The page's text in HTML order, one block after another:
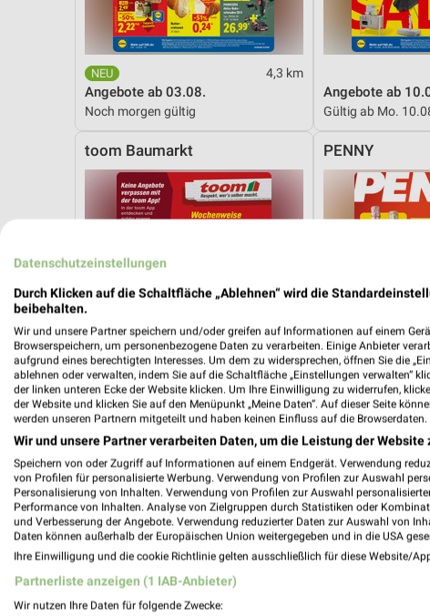
4,3 km
Angebote ab 03.08.
Noch morgen gültig
Angebote ab
Gültig ab Mo.
toom Baumarkt
39,8 km
Angebote ab 01.08.
Noch heute gültig
PENNY
Angebote ab
Noch morgen
Opti Wohnwelt XXXLutz
Datenschutzeinstellungen
Durch Klicken auf die Schaltfläche „Ablehnen“ wird die
beibehalten.
Wir und unsere Partner speichern und/oder greifen auf Informationen auf einem
Browserspeichern, um personenbezogene Daten zu verarbeiten. Einige Anbieter
aufgrund eines berechtigten Interesses. Um dem zu widersprechen, öffnen Sie die
ablehnen oder verwalten, indem Sie auf die Schaltfläche „Einstellungen verwalten“
der linken unteren Ecke der Website klicken. Um Ihre Einwilligung zu widerrufen,
der Website und klicken Sie auf den Menüpunkt „Meine Daten“. Auf dieser Seite
werden unseren Partnern mitgeteilt und haben keinen Einfluss auf die Browserdaten.
Wir und unsere Partner verarbeiten Daten, um die Leistung der
Speichern von oder Zugriff auf Informationen auf einem Endgerät. Verwendung
von Profilen für personalisierte Werbung. Verwendung von Profilen zur Auswahl
Personalisierung von Inhalten. Verwendung von Profilen zur Auswahl
Performance von Inhalten. Analyse von Zielgruppen durch Statistiken oder
und Verbesserung der Angebote. Verwendung reduzierter Daten zur Auswahl von
Daten können außerhalb der Europäischen Union weitergegeben und in die USA
Ihre Einwilligung und die cookie Richtlinie gelten ausschließlich für diese Website/
Partnerliste anzeigen (1 IAB-Anbieter)
Wir nutzen Ihre Daten für folgende Zwecke: